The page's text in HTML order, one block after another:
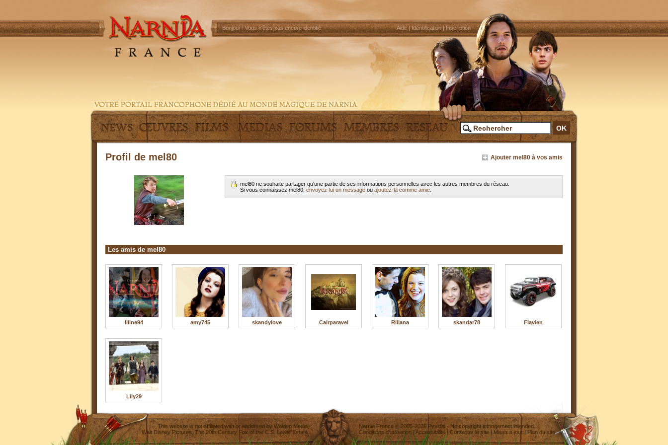
Bonjour !Vous n'êtes pas encore identifié. Aide|Identification|Inscription
Profil de mel80 Ajouter mel80 à vos amis
mel80 ne souhaite partager qu'une partie de ses informations personnelles avec les autres membres du réseau.
Si vous connaissez mel80, envoyez-lui un message ou ajoutez-la comme amie
Les amis de mel80
liline94 amy745 skandylove Cairparavel Riliana skandar78 Flavien
Lily29
This website is not affiliated with or endorsed byWalden Media
Walt Disney Pictures,The 20th Century Fox or the C.S. Lewis Estate.
Narnia France ©2005-2026 Pyxidis- No copyright infringement intended
Conditions d'utilisation|Accessibilité| Contacter le site|Mises à jour| Plan du site